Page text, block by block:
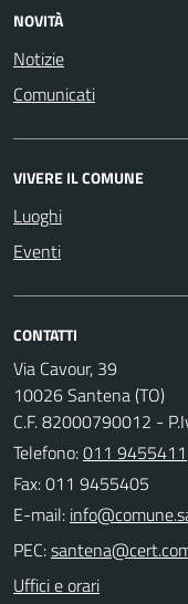
NOVITÀ
Notizie
Comunicati
VIVERE IL COMUNE
Luoghi
Eventi
CONTATTI
Via Cavour, 39
10026 Santena (TO)
C.F. 82000790012 -
Telefono:011 9455411
Fax: 011 9455405
E-mail:
PEC:
Uffici e orari